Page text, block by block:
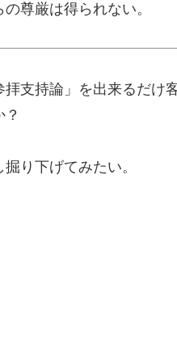
尊厳は得られない。
支持論」を出来るだけ
り下げてみたい。